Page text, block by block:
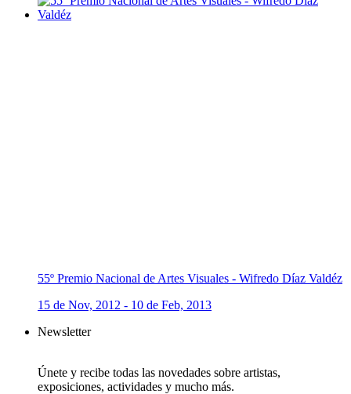
55º Premio Nacional de Artes Visuales - Wifredo Díaz Valdéz
15 de Nov, 2012 - 10 de Feb, 2013
Newsletter
Únete y recibe todas las novedades sobre artistas,
exposiciones, actividades y mucho más.